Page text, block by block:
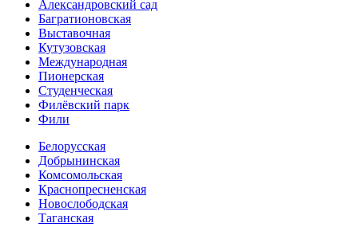
Александ­ровский сад
Багратионовская
Выставочная
Кутузовская
Международная
Пионерская
Студенческая
Филёвский парк
Фили
Белорусская
Добрынинская
Комсо­мольская
Краснопресненская
Новослободская
Таганская